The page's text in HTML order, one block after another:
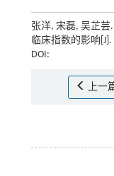
张洋, 宋磊, 吴芷
临床指数的影响[J].
DOI:
上一